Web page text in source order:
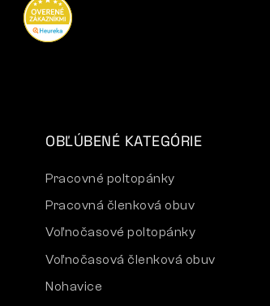
OBĽÚBENÉ KATEGÓRIE
Pracovné poltopánky
Pracovná členková obuv
Voľnočasové poltopánky
Voľnočasová členková obuv
Nohavice